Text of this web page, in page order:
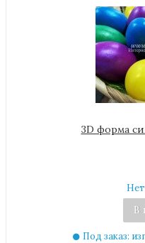
3D форма
В
Под заказ: